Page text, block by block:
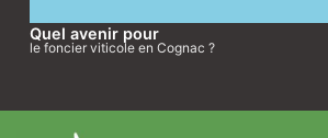
Quel avenir pour
le foncier viticole en Cognac ?